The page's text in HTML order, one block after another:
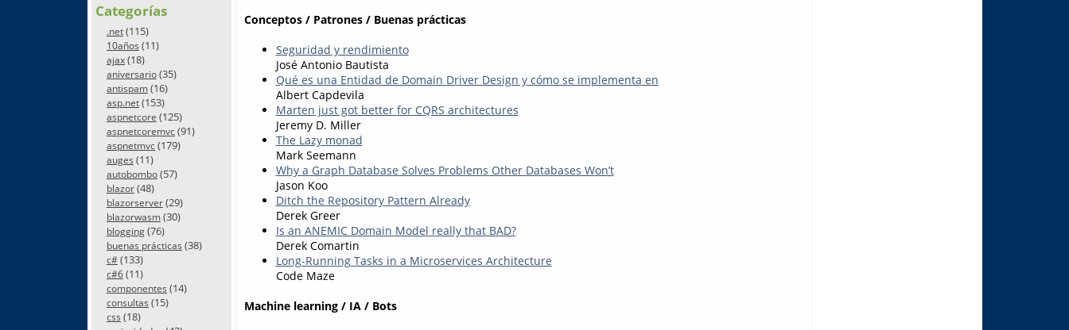
Categorías
.net(115)
10años (11)
ajax(18)
aniversario(35)
antispam(16)
asp.net(153)
aspnetcore (125)
aspnetcoremvc(91)
aspnetmvc(179)
auges (11)
autobombo(57)
blazor(48)
blazorserver(29)
blazorwasm(30)
blogging(76)
buenas prácticas (38)
c#(133)
c#6(11)
componentes (14)
consultas (15)
css (18)
Conceptos / Patrones / Buenas prácticas
Seguridad y rendimiento
José Antonio Bautista
Qué es una Entidad de Domain Driver Design y cómo se implementa en
Albert Capdevila
Marten just got better for CQRS architectures
Jeremy D. Miller
The Lazy monad
Mark Seemann
Why a Graph Database Solves Problems Other Databases Won’t
Jason Koo
Ditch the Repository Pattern Already
Derek Greer
Is an ANEMIC Domain Model really that BAD?
Derek Comartin
Long-Running Tasks in a Microservices Architecture
Code Maze
Machine learning / IA / Bots